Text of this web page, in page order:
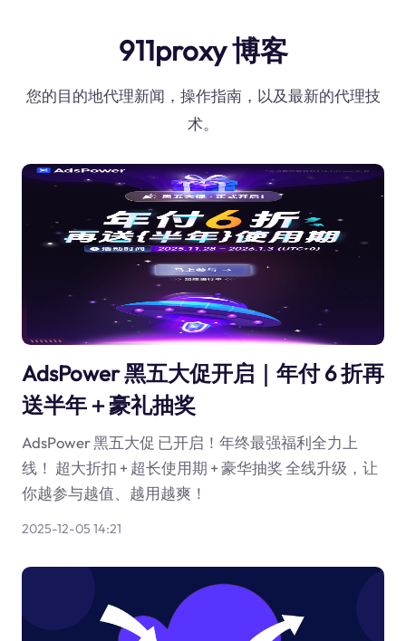
911proxy 博客
您的目的地代理新闻，操作指南，以及最新的代理技
术。
AdsPower 黑五大促开启｜年付 6 折再
送半年＋豪礼抽奖
AdsPower 黑五大促 已开启！年终最强福利全力上
线！ 超大折扣 + 超长使用期 + 豪华抽奖 全线升级，让
你越参与越值、越用越爽！
2025-12-05 14:21